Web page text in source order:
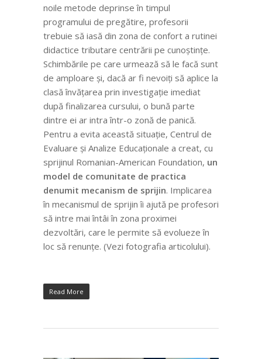
noile metode deprinse în timpul
programului de pregătire, profesorii
trebuie să iasă din zona de confort a rutinei
didactice tributare centrării pe cunoștințe.
Schimbările pe care urmează să le facă sunt
de amploare și, dacă ar fi nevoiți să aplice la
clasă învățarea prin investigație imediat
după finalizarea cursului, o bună parte
dintre ei ar intra într-o zonă de panică.
Pentru a evita această situație, Centrul de
Evaluare și Analize Educaționale a creat, cu
sprijinul Romanian-American Foundation, un
model de comunitate de practica
denumit mecanism de sprijin. Implicarea
în mecanismul de sprijin îi ajută pe profesori
să intre mai întâi în zona proximei
dezvoltări, care le permite să evolueze în
loc să renunțe. (Vezi fotografia articolului).
Read More